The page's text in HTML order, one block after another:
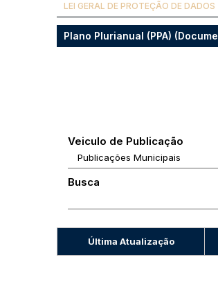
LEI GERAL DE PROTEÇÃO DE DADOS
Plano Plurianual (PPA)
Veiculo de Publicação
Busca
Última Atualização